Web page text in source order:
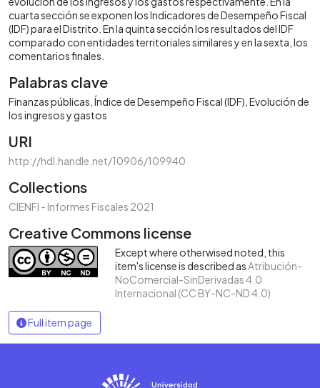
cuarta sección se exponen los Indicadores de Desempeño Fiscal
(IDF) para el Distrito. En la quinta sección los resultados del IDF
comparado con entidades territoriales similares y en la sexta, los
comentarios finales.
Palabras clave
Finanzas públicas Índice de Desempeño Fiscal (IDF) Evolución de
los ingresos y gastos
URI
http://hdl.handle.net/10906/109940
Collections
CIENFI - Informes Fiscales 2021
Creative Commons license
Except where otherwised noted, this
item's license is described asAtribución-
NoComercial-SinDerivadas 4.0
Internacional (CC BY-NC-ND 4.0)
Full item page